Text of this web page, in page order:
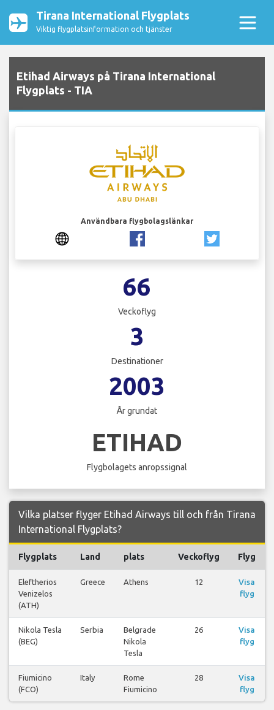
Tirana International Flygplats
Viktig flygplatsinformation och tjänster
Etihad Airways på Tirana International
Flygplats - TIA
Användbara flygbolagslänkar
66
Veckoflyg
3
Destinationer
2003
År grundat
ETIHAD
Flygbolagets anropssignal
Vilka platser flyger Etihad Airways till och från Tirana
International Flygplats?
Flygplats Land plats Veckoflyg Flyg
Eleftherios
Venizelos
(ATH)
Greece Athens 12
Visa
flyg
Nikola Tesla
(BEG)
Serbia
Belgrade
Nikola
Tesla
26
Visa
flyg
Fiumicino
(FCO)
Italy
Rome
Fiumicino
28
Visa
flyg